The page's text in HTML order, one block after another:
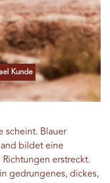
Kunde
scheint. Blauer
bildet eine
erstreckt.
gedrungenes, dickes,